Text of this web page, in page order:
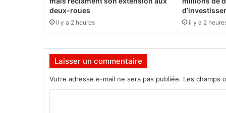
deux-roues
il y a 2 heures il y a 2
Laisser un commentaire
Votre adresse e-mail ne sera pas publiée. Les champs